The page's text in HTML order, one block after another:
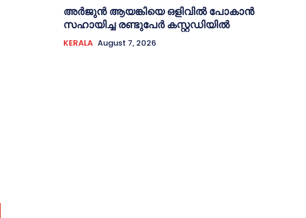
അര്‍ജുന്‍ ആയങ്കിയെ ഒളിവില്‍ പോകാന്‍
സഹായിച്ച രണ്ടുപേര്‍ കസ്റ്റഡിയില്‍
KERALA August 7, 2026